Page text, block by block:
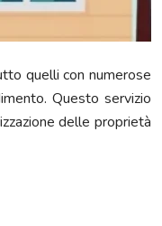
quelli con numerose
Questo servizio
delle proprietà